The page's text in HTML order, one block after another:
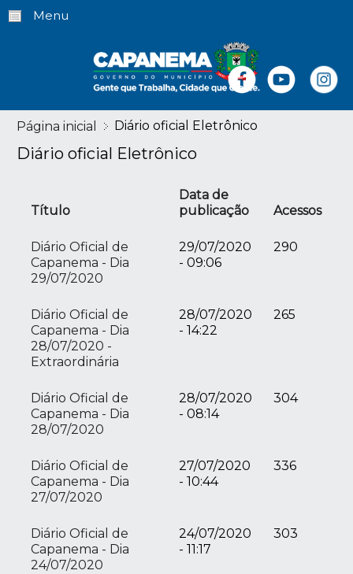
Menu
Página inicial Diário oficial Eletrônico
Diário oficial Eletrônico
Título
Data de
publicação
Acessos
Diário Oficial de
Capanema - Dia
29/07/2020
29/07/2020
- 09:06
290
Diário Oficial de
Capanema - Dia
28/07/2020 -
Extraordinária
28/07/2020
- 14:22
265
Diário Oficial de
Capanema - Dia
28/07/2020
28/07/2020
- 08:14
304
Diário Oficial de
Capanema - Dia
27/07/2020
27/07/2020
- 10:44
336
Diário Oficial de
Capanema - Dia
24/07/2020
24/07/2020
- 11:17
303